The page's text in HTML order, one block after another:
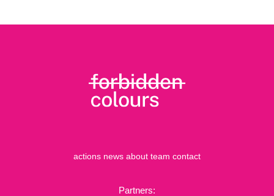
actions news about team contact
Partners: